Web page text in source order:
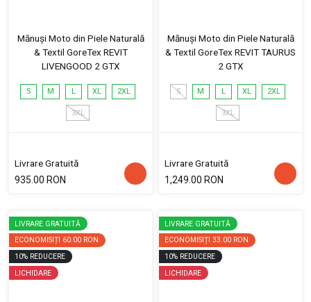
Mănuși Moto din Piele Naturală
& Textil GoreTex REVIT
LIVENGOOD 2 GTX
S M L XL 2XL
3XL
Livrare Gratuită
935.00 RON
Mănuși Moto din Piele Naturală
& Textil GoreTex REVIT TAURUS
2 GTX
S M L XL 2XL
3XL
Livrare Gratuită
1,249.00 RON
LIVRARE GRATUITĂ
ECONOMISIȚI 60.00 RON
10% REDUCERE
LICHIDARE
LIVRARE GRATUITĂ
ECONOMISIȚI 33.00 RON
10% REDUCERE
LICHIDARE